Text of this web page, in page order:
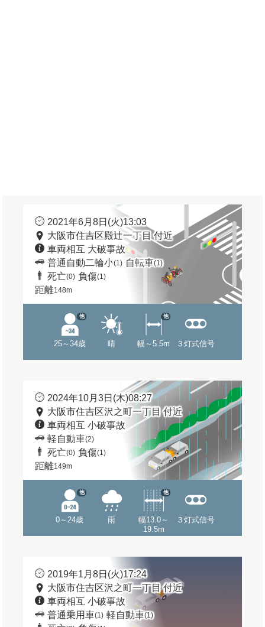
2021年6月8日(火)13:03
大阪市住吉区殿辻一丁目 付近
車両相互 大破事故
普通自動二輪小(1) 自転車(1)
死亡(0) 負傷(1)
距離148m
25～34歳
他
晴 幅～5.5m
他
３灯式信号
2024年10月3日(木)08:27
大阪市住吉区沢之町一丁目 付近
車両相互 小破事故
軽自動車(2)
死亡(0) 負傷(1)
距離149m
0～24歳
他
雨
幅13.0～
19.5m
他
３灯式信号
2019年1月8日(火)17:24
大阪市住吉区沢之町一丁目 付近
車両相互 小破事故
普通乗用車(1) 軽自動車(1)